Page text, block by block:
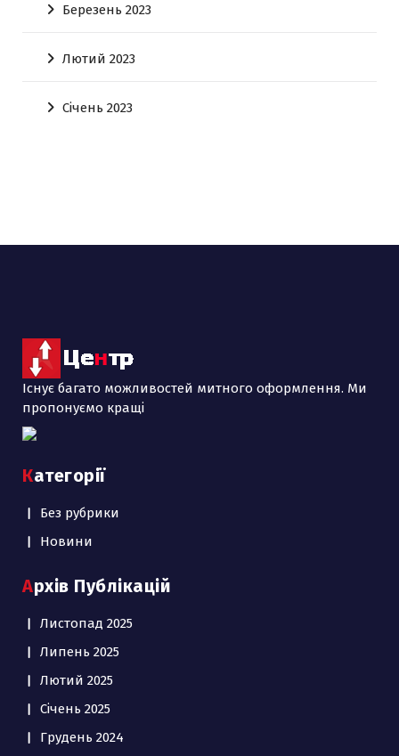
Березень 2023
Лютий 2023
Січень 2023
Існує багато можливостей митного оформлення. Ми
пропонуємо кращі
Категорії
Без рубрики
Новини
Архів Публікацій
Листопад 2025
Липень 2025
Лютий 2025
Січень 2025
Грудень 2024